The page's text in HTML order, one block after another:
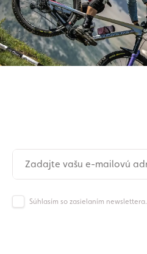
Súhlasím so zasielaním newslettera.